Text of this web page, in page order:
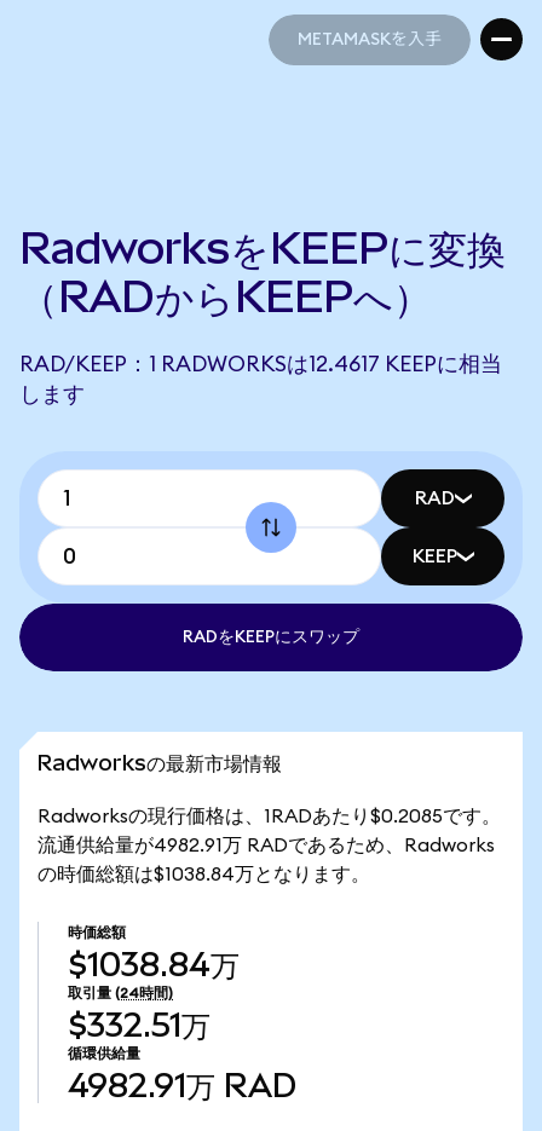
METAMASKを入手
RadworksをKEEPに変換
（RADからKEEPへ）
RAD/KEEP：1 RADWORKSは12.4617 KEEPに相当
します
RAD
KEEP
RADをKEEPにスワップ
Radworksの最新市場情報
Radworksの現行価格は、1RADあたり$0.2085です。
流通供給量が4982.91万 RADであるため、Radworks
の時価総額は$1038.84万となります。
時価総額
$1038.84万
取引量 (24時間)
$332.51万
循環供給量
4982.91万 RAD